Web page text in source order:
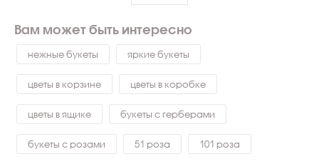
Вам может быть интересно
нежные букеты яркие букеты
цветы в корзине цветы в коробке
цветы в ящике букеты с герберами
букеты с розами 51 роза 101 роза